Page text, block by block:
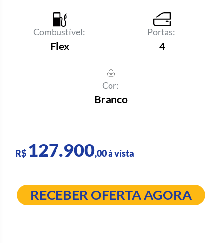
Combustível:
Flex
Portas:
4
Cor:
Branco
R$ 127.900,00 à vista
RECEBER OFERTA AGORA